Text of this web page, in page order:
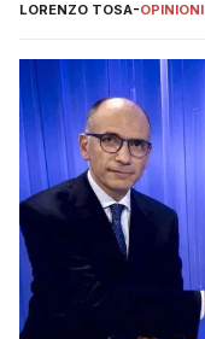
LORENZO TOSA-OPINIONI